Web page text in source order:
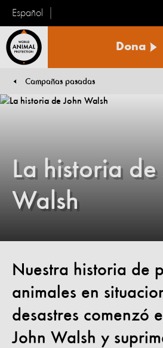
Español
Animal
Dona
You are here:
Campañas pasadas
La historia de
Walsh
Nuestra historia de
animales en
desastres comenzó
John Walsh y